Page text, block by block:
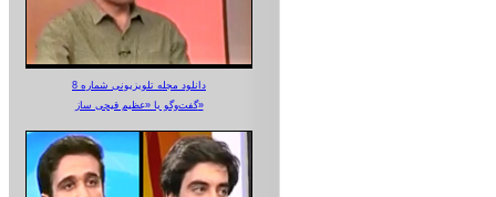
دانلود مجله تلویزیونی شماره 8
گفت‌وگو با «عظیم قیچی ساز»